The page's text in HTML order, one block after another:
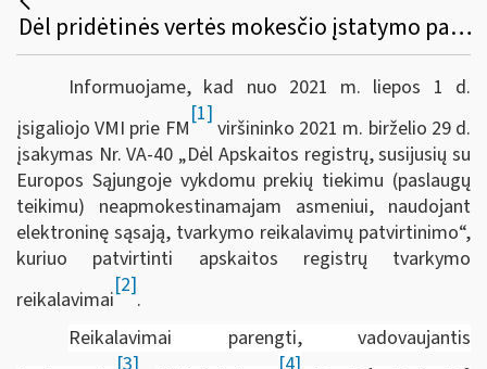
Dėl pridėtinės vertės mokesčio įstatymo pakeitimo
Informuojame, kad nuo 2021 m. liepos 1 d.
įsigaliojo VMI prie FM
[1]
viršininko 2021 m. birželio 29 d.
įsakymas Nr. VA-40 „Dėl Apskaitos registrų, susijusių su
Europos Sąjungoje vykdomu prekių tiekimu (paslaugų
teikimu) neapmokestinamajam asmeniui, naudojant
elektroninę sąsają, tvarkymo reikalavimų patvirtinimo“,
kuriuo patvirtinti apskaitos registrų tvarkymo
reikalavimai
[2]
.
Reikalavimai parengti, vadovaujantis